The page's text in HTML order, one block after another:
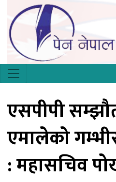
एसपीपी
एमालेको
: महासचिव